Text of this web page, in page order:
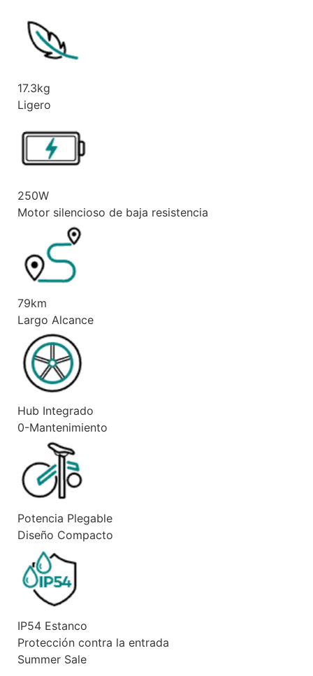
17.3kg
Ligero
250W
Motor silencioso de baja resistencia
79km
Largo Alcance
Hub Integrado
0-Mantenimiento
Potencia Plegable
Diseño Compacto
IP54 Estanco
Protección contra la entrada
Summer Sale